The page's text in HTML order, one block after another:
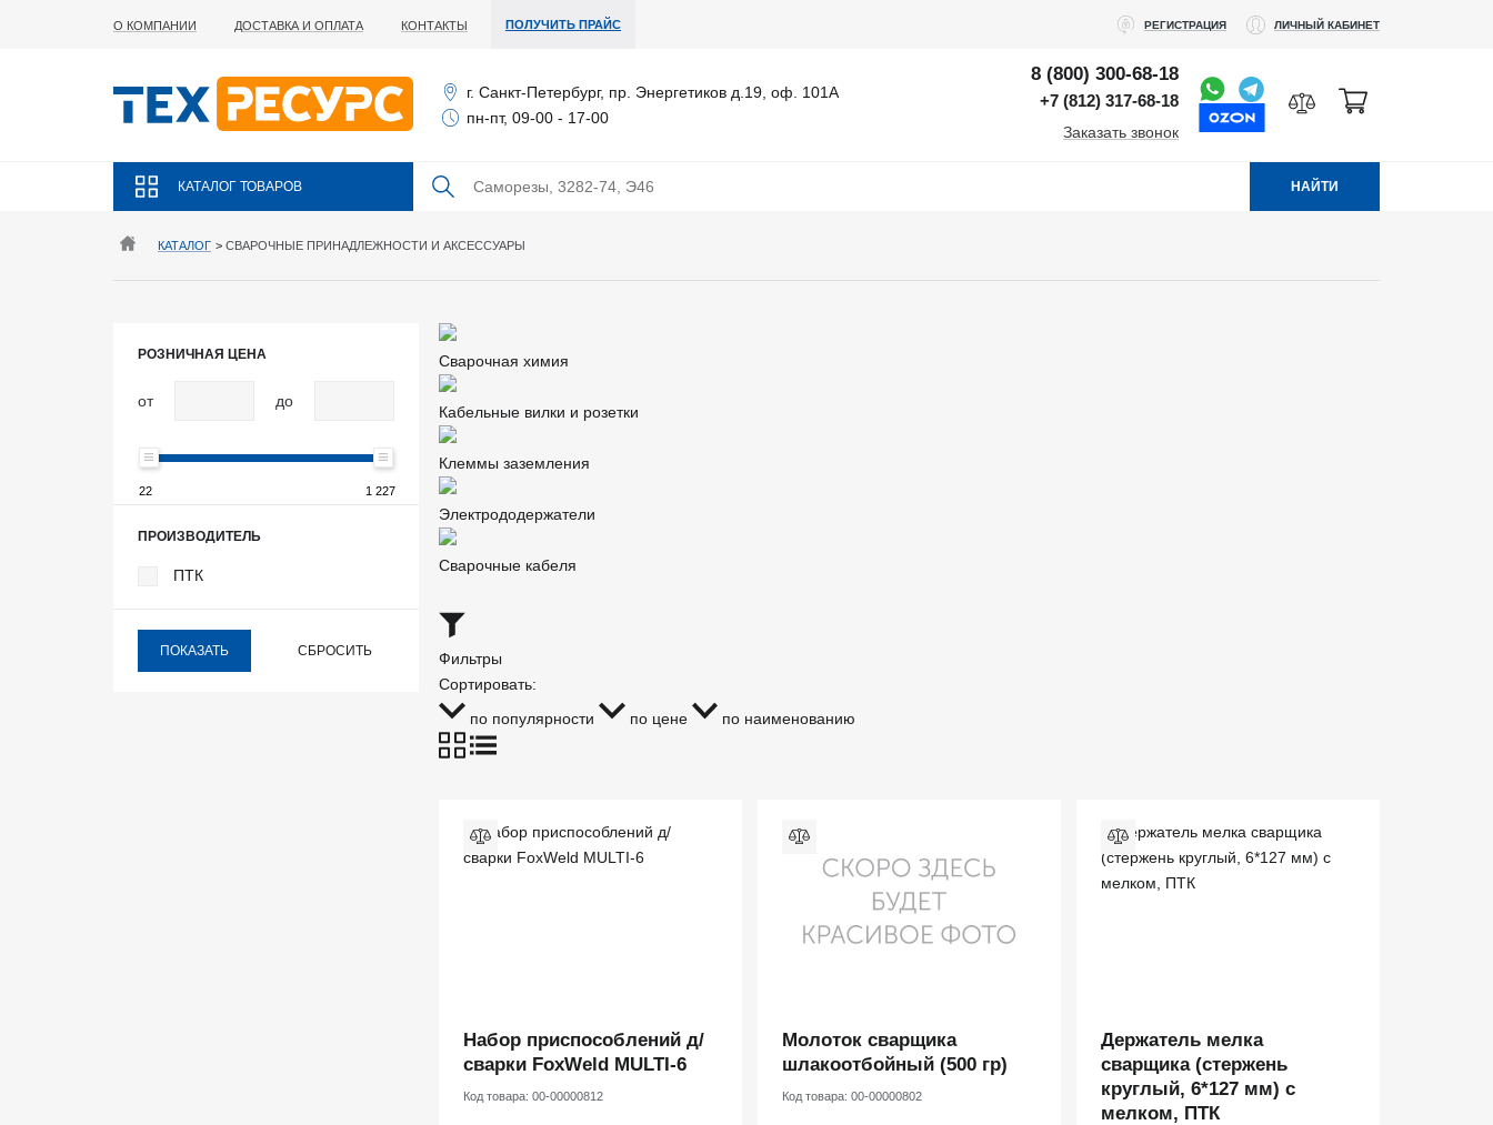
О КОМПАНИИ ДОСТАВКА И ОПЛАТА КОНТАКТЫ ПОЛУЧИТЬ ПРАЙС РЕГИСТРАЦИЯ ЛИЧНЫЙ КАБИНЕТ
г. Санкт-Петербург, пр. Энергетиков д.19, оф. 101А
пн-пт, 09-00 - 17-00
8 (800) 300-68-18
+7 (812) 317-68-18
Заказать звонок
КАТАЛОГ ТОВАРОВ НАЙТИ
КАТАЛОГ > СВАРОЧНЫЕ ПРИНАДЛЕЖНОСТИ И АКСЕССУАРЫ
РОЗНИЧНАЯ ЦЕНА
от до
22 1 227
ПРОИЗВОДИТЕЛЬ
ПТК
Сварочная химия
Кабельные вилки и розетки
Клеммы заземления
Электрододержатели
Сварочные кабеля
Фильтры
Сортировать:
по популярности
по цене по наименованию
Набор приспособлений д/
сварки FoxWeld MULTI-6
Код товара: 00-00000812
Молоток сварщика
шлакоотбойный (500 гр)
Код товара: 00-00000802
Держатель мелка
сварщика (стержень
круглый, 6*127 мм) с
мелком, ПТК